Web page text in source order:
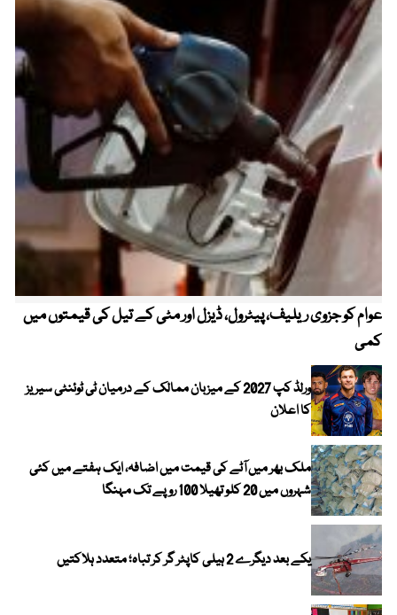
عوام کو جزوی ریلیف، پیٹرول، ڈیزل اور مٹی کے تیل کی قیمتوں میں
کمی
ورلڈ کپ 2027 کے میزبان ممالک کے درمیان ٹی ٹوئنٹی سیریز
کا اعلان
ملک بھر میں آٹے کی قیمت میں اضافہ، ایک ہفتے میں کئی
شہروں میں 20 کلو تھیلا 100 روپے تک مہنگا
یکے بعد دیگرے 2 ہیلی کاپٹر گر کر تباہ؛ متعدد ہلاکتیں